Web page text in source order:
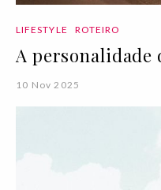
LIFESTYLE ROTEIRO
A personalidade
10 Nov 2025